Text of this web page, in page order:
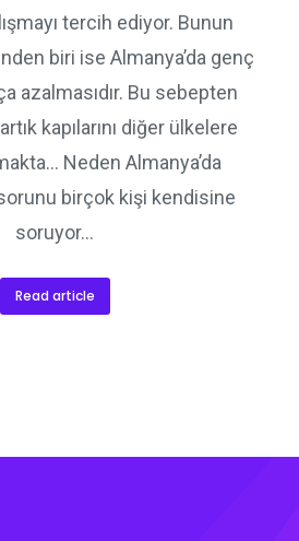
tercih ediyor. Bunun
biri ise Almanya’da genç
azalmasıdır. Bu sebepten
kapılarını diğer ülkelere
Neden Almanya’da
sorunu birçok kişi kendisine
soruyor…
Read article